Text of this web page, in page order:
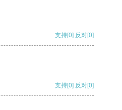
支持[0] 反对[0]
支持[0] 反对[0]